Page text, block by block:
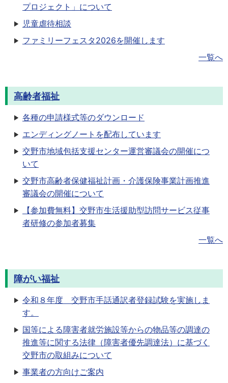
プロジェクト」について
児童虐待相談
ファミリーフェスタ2026を開催します
一覧へ
高齢者福祉
各種の申請様式等のダウンロード
エンディングノートを配布しています
交野市地域包括支援センター運営審議会の開催につ
いて
交野市高齢者保健福祉計画・介護保険事業計画推進
審議会の開催について
【参加費無料】交野市生活援助型訪問サービス従事
者研修の参加者募集
一覧へ
障がい福祉
令和８年度 交野市手話通訳者登録試験を実施しま
す。
国等による障害者就労施設等からの物品等の調達の
推進等に関する法律（障害者優先調達法）に基づく
交野市の取組みについて
事業者の方向けご案内